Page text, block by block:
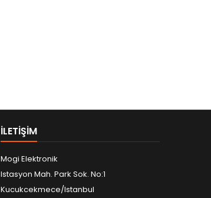
ILETIŞIM
Mogi Elektronik
Istasyon Mah. Park Sok. No:1
Kucukcekmece/Istanbul